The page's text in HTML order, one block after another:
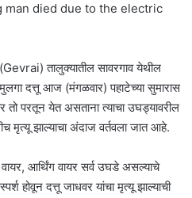
died due to the electric
तालुक्यातील सावरगाव येथील
दत्तू आज (मंगळवार) पहाटेच्या सुमारास
तो परतून येत असताना त्याचा उघड्यावरील
मृत्‍यू झाल्‍याचा अंदाज वर्तवला जात आहे.
आर्थिंग वायर सर्व उघडे असल्‍याचे
होवून दत्तू जाधवर यांचा मृत्‍यू झाल्‍याची